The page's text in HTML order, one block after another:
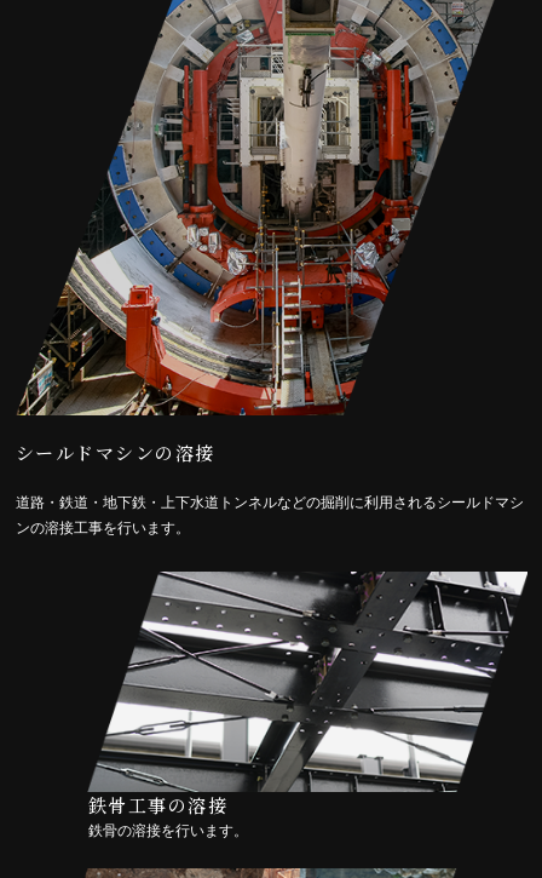
シールドマシンの溶接
道路・鉄道・地下鉄・上下水道トンネルなどの掘削に利用されるシールドマシ
ンの溶接工事を行います。
鉄骨工事の溶接
鉄骨の溶接を行います。